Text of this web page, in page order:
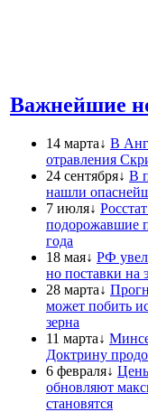
Важнейшие
14 марта↓ В
отравления
24 сентября↓ В
нашли
7 июля↓
подорожавшие
года
18 мая↓ РФ
но поставки на
28 марта↓
может побить
зерна
11 марта↓
Доктрину
6 февраля↓
обновляют
становятся